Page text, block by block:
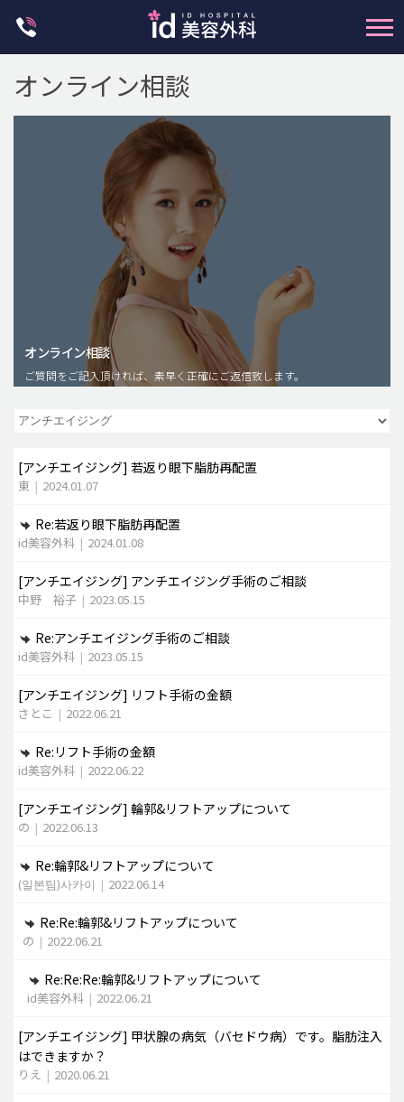
脂肪注入(アンチエイジング)
豊胸手術・バストアップ
メンズ整形
idリアルストーリー
idニュース
安全整形
ご相談のお問い合わせ
オンライン相談
オンライン相談
ご質問をご記入頂ければ、素早く正確にご返信致します。
[アンチエイジング] 若返り眼下脂肪再配置
東 | 2024.01.07
Re:若返り眼下脂肪再配置
id美容外科 | 2024.01.08
[アンチエイジング] アンチエイジング手術のご相談
中野 裕子 | 2023.05.15
Re:アンチエイジング手術のご相談
id美容外科 | 2023.05.15
[アンチエイジング] リフト手術の金額
さとこ | 2022.06.21
Re:リフト手術の金額
id美容外科 | 2022.06.22
[アンチエイジング] 輪郭&リフトアップについて
の | 2022.06.13
Re:輪郭&リフトアップについて
(일본팀)사카이 | 2022.06.14
Re:Re:輪郭&リフトアップについて
の | 2022.06.21
Re:Re:Re:輪郭&リフトアップについて
id美容外科 | 2022.06.21
[アンチエイジング] 甲状腺の病気（バセドウ病）です。脂肪注入
はできますか？
りえ | 2020.06.21